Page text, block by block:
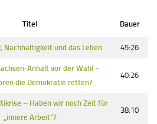
Titel Dauer
Nachhaltigkeit und das Leben 45:26
Anhalt vor der Wahl –
die Demokratie retten?
40:26
– Haben wir noch Zeit für
„innere Arbeit“?
38:10